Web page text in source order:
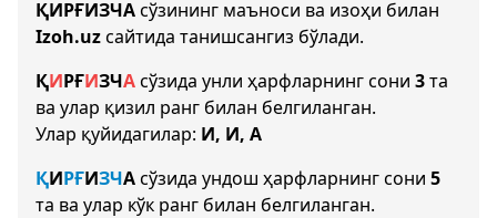
ҚИРҒИЗЧАсўзининг маъноси ва изоҳи билан
Izoh.uzсайтида танишсангиз бўлади.
ҚИРҒИЗЧАсўзида унли ҳарфларнинг сони 3та
ва улар қизил ранг билан белгиланган.
Улар қуйидагилар: И, И, А
ҚИРҒИЗЧАсўзида ундош ҳарфларнинг сони 5
та ва улар кўк ранг билан белгиланган.